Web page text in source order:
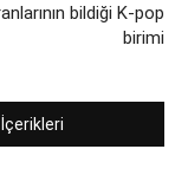
bildiği K-pop
birimi